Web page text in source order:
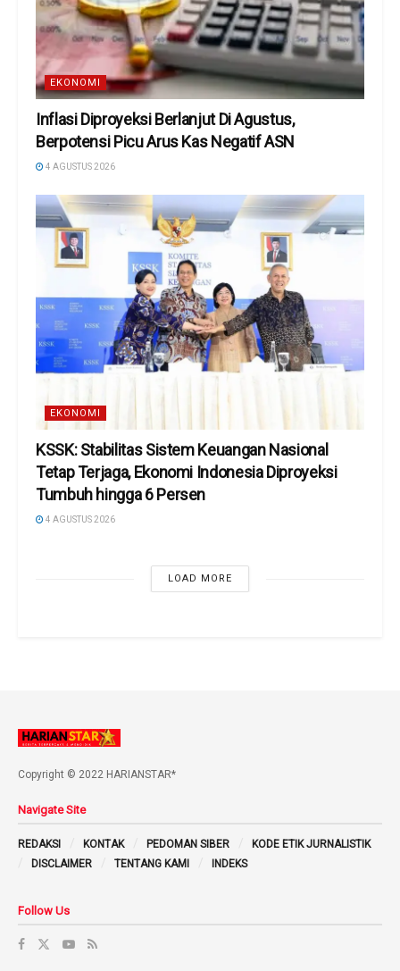
EKONOMI
Inflasi Diproyeksi Berlanjut Di Agustus,
Berpotensi Picu Arus Kas Negatif ASN
4 AGUSTUS 2026
EKONOMI
KSSK: Stabilitas Sistem Keuangan Nasional
Tetap Terjaga, Ekonomi Indonesia Diproyeksi
Tumbuh hingga 6 Persen
4 AGUSTUS 2026
LOAD MORE
Copyright © 2022 HARIANSTAR*
Navigate Site
REDAKSI KONTAK PEDOMAN SIBER
KODE ETIK JURNALISTIK
DISCLAIMER
TENTANG KAMI INDEKS
Follow Us